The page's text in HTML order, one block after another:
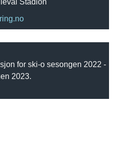
for ski-o sesongen 2022 -
2023.